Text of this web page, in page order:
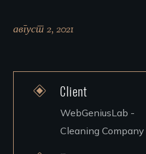
август 2, 2021
Client
WebGeniusLab -
Cleaning Company